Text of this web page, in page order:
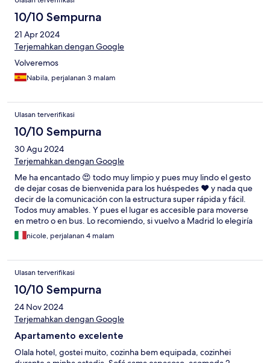
10/10 Sempurna
21 Apr 2024
Terjemahkan dengan Google
Volveremos
Nabila, perjalanan 3 malam
Ulasan terverifikasi
10/10 Sempurna
30 Agu 2024
Terjemahkan dengan Google
Me ha encantado 😍 todo muy limpio y pues muy lindo el gesto
de dejar cosas de bienvenida para los huéspedes ❤️ y nada que
decir de la comunicación con la estructura super rápida y fácil.
Todos muy amables. Y pues el lugar es accesible para moverse
en metro o en bus. Lo recomiendo, si vuelvo a Madrid lo elegiría
nuevamente ☺️
nicole, perjalanan 4 malam
Ulasan terverifikasi
10/10 Sempurna
24 Nov 2024
Terjemahkan dengan Google
Apartamento excelente
Olala hotel, gostei muito, cozinha bem equipada, cozinhei